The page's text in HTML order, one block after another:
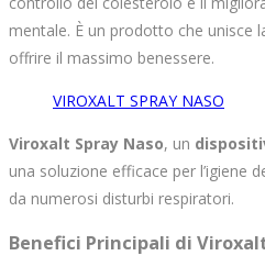
mentale. È un prodotto che unisce
offrire il massimo benessere.
VIROXALT SPRAY NASO
Viroxalt Spray Naso, un
una soluzione efficace per l’igiene
da numerosi disturbi respiratori.
Benefici Principali di